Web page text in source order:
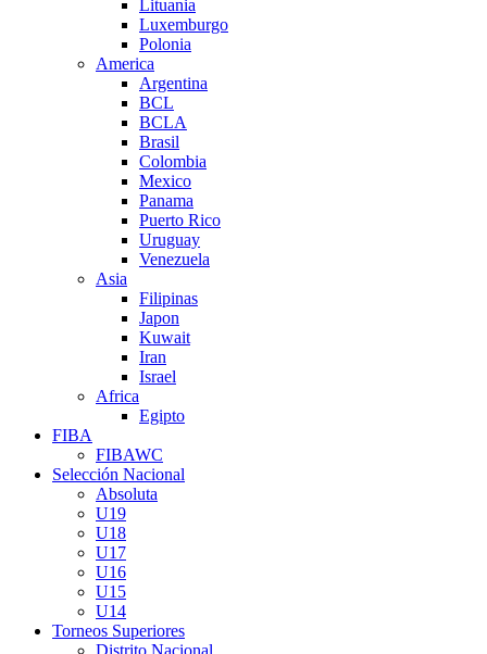
Lituania
Luxemburgo
Polonia
America
Argentina
BCL
BCLA
Brasil
Colombia
Mexico
Panama
Puerto Rico
Uruguay
Venezuela
Asia
Filipinas
Japon
Kuwait
Iran
Israel
Africa
Egipto
FIBA
FIBAWC
Selección Nacional
Absoluta
U19
U18
U17
U16
U15
U14
Torneos Superiores
Distrito Nacional